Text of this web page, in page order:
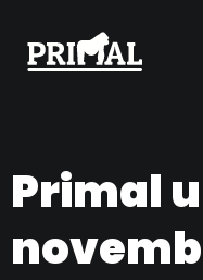
Primal